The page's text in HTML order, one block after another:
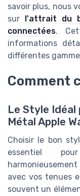
savoir plus, nous
sur l'attrait du
connectées.
informations
différentes
Comment
Le Style
Métal Apple
Choisir le bon
essentiel
avec vos tenues
souvent un